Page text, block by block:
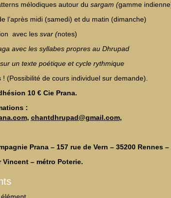
mélodiques autour du sargam (gamme
l’après midi (samedi) et du matin (dimanche)
avec les svar (notes)
avec les syllabes propres au Dhrupad
un texte poétique et cycle rythmique
(Possibilité de cours individuel sur demande).
10 € Cie Prana.
:
, chantdhrupad@gmail.com,
Prana – 157 rue de Vern – 35200 Rennes –
Vincent – métro Poterie.